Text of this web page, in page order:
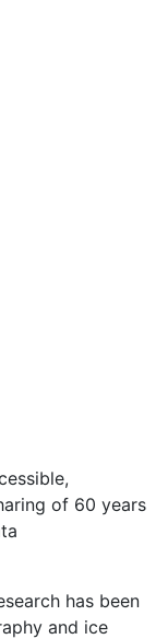
of 60 years
has been
and ice